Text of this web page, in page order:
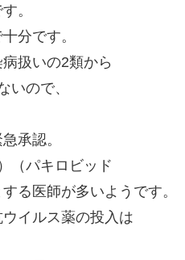
。
分です。
扱いの2類から
いので、
承認。
（パキロビッド
る医師が多いようです。
イルス薬の投入は